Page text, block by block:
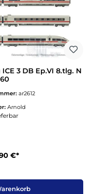
3 DB Ep.VI 8.tlg. N
ar2612
Arnold
€*